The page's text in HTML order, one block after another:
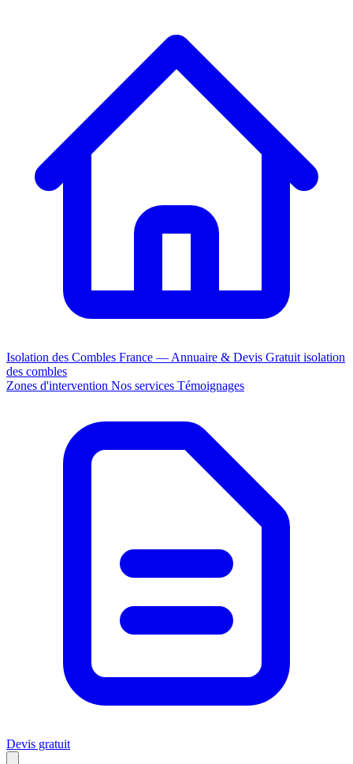
Isolation des Combles France — Annuaire & Devis Gratuit isolation
des combles
Zones d'intervention Nos services Témoignages
Devis gratuit